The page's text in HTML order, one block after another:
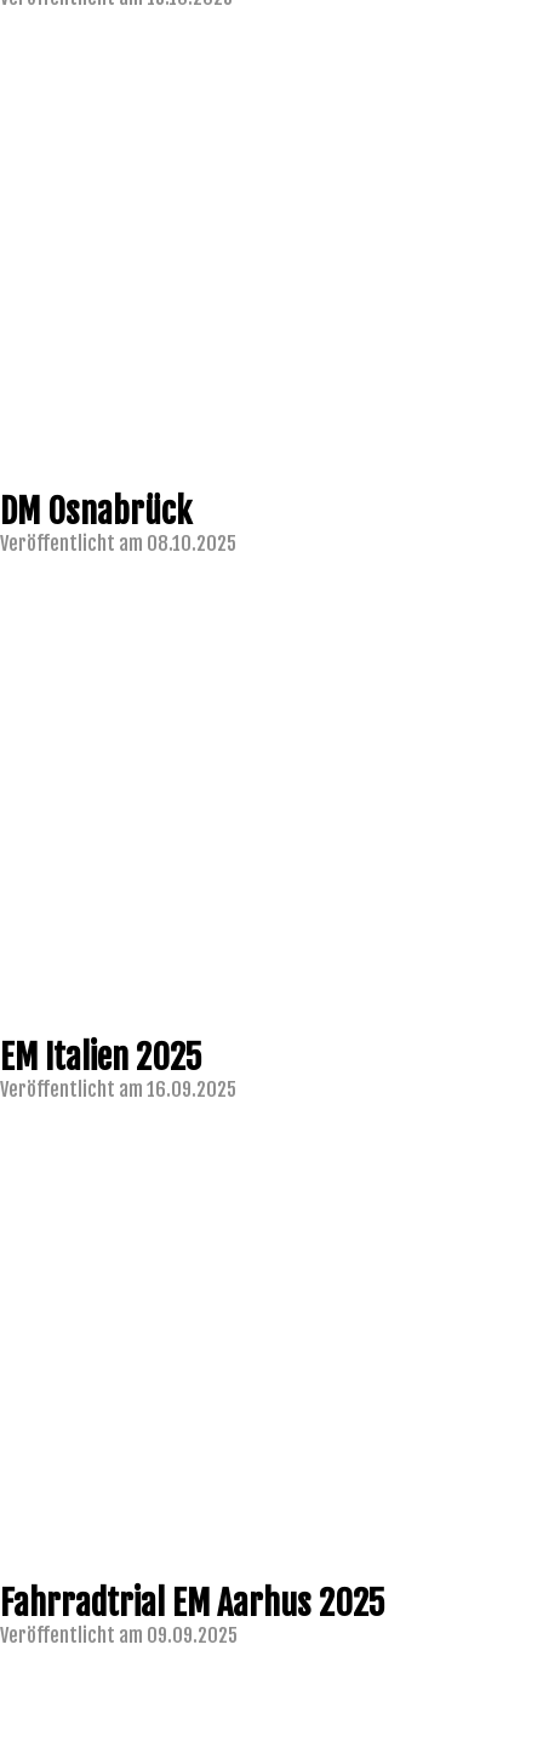
DM Osnabrück
Veröffentlicht am 08.10.2025
EM Italien 2025
Veröffentlicht am 16.09.2025
Fahrradtrial EM Aarhus 2025
Veröffentlicht am 09.09.2025